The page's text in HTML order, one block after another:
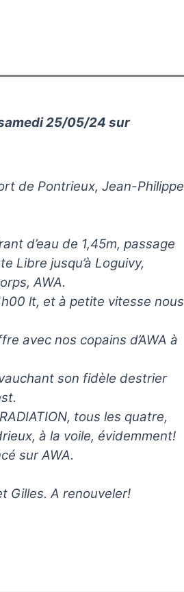
25/05/24 sur
de Pontrieux, Jean-Philippe
d’eau de 1,45m, passage
Libre jusqu’à Loguivy,
AWA.
lt, et à petite vitesse nous
avec nos copains d’AWA à
son fidèle destrier
tous les quatre,
à la voile, évidemment!
sur AWA.
Gilles. A renouveler!